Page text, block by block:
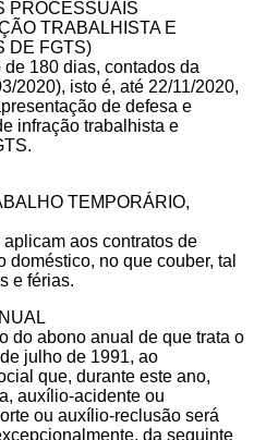
PROCESSUAIS
TRABALHISTA E
DE FGTS)
180 dias, contados da
2020), isto é, até 22/11/2020,
de defesa e
infração trabalhista e
TEMPORÁRIO,
aos contratos de
no que couber, tal
e férias.
do abono anual de que trata o
julho de 1991, ao
que, durante este ano,
auxílio-acidente ou
ou auxílio-reclusão será
da seguinte